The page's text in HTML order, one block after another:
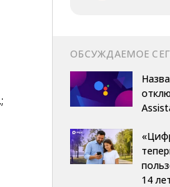
ОБСУЖДАЕМОЕ
14